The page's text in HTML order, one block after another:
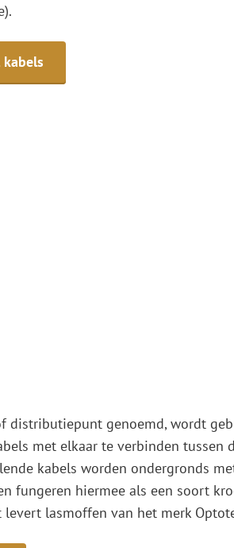
distributiepunt genoemd, wordt
met elkaar te verbinden tussen
kabels worden ondergronds
fungeren hiermee als een soort
levert lasmoffen van het merk